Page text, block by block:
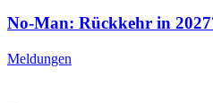
No-Man: Rückkehr in
Meldungen